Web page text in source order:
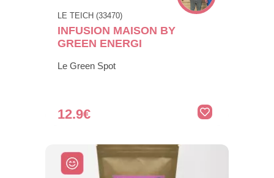
LE TEICH (33470)
INFUSION MAISON BY
GREEN ENERGI
Le Green Spot
12.9€